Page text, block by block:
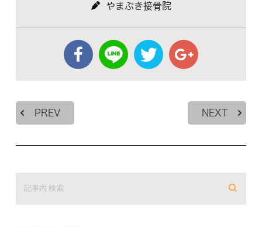
やまぶき接骨院
PREV NEXT